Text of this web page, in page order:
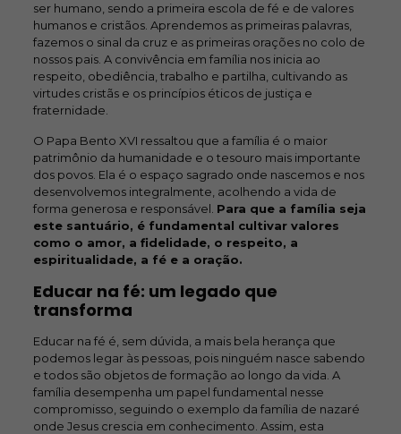
ser humano, sendo a primeira escola de fé e de valores
humanos e cristãos. Aprendemos as primeiras palavras,
fazemos o sinal da cruz e as primeiras orações no colo de
nossos pais. A convivência em família nos inicia ao
respeito, obediência, trabalho e partilha, cultivando as
virtudes cristãs e os princípios éticos de justiça e
fraternidade.
O Papa Bento XVI ressaltou que a família é o maior
patrimônio da humanidade e o tesouro mais importante
dos povos. Ela é o espaço sagrado onde nascemos e nos
desenvolvemos integralmente, acolhendo a vida de
forma generosa e responsável. Para que a família seja
este santuário, é fundamental cultivar valores
como o amor, a fidelidade, o respeito, a
espiritualidade, a fé e a oração.
Educar na fé: um legado que
transforma
Educar na fé é, sem dúvida, a mais bela herança que
podemos legar às pessoas, pois ninguém nasce sabendo
e todos são objetos de formação ao longo da vida. A
família desempenha um papel fundamental nesse
compromisso, seguindo o exemplo da família de nazaré
onde Jesus crescia em conhecimento. Assim, esta